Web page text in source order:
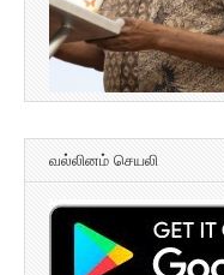
வல்லினம் செயலி